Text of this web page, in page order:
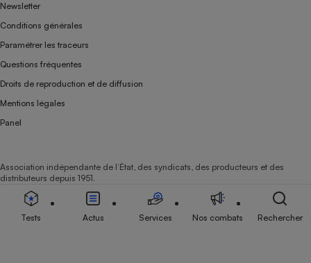
Newsletter
Conditions générales
Paramétrer les traceurs
Questions fréquentes
Droits de reproduction et de diffusion
Mentions légales
Panel
Association indépendante de l’État, des syndicats, des producteurs et des
distributeurs depuis 1951.
Tests Actus Services Nos combats Rechercher